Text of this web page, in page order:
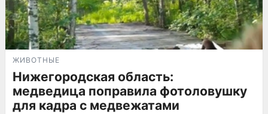
ЖИВОТНЫЕ
Нижегородская область:
медведица поправила фотоловушку
для кадра с медвежатами